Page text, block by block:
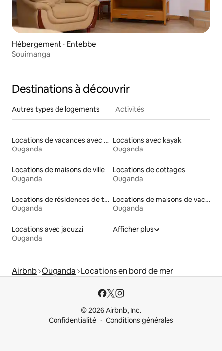
Hébergement ⋅ Entebbe
Souimanga
Destinations à découvrir
Autres types de logements Activités
Locations de vacances avec piscine
Ouganda
Locations avec kayak
Ouganda
Locations de maisons de ville
Ouganda
Locations de cottages
Ouganda
Locations de résidences de tourisme
Ouganda
Locations de maisons de vacances
Ouganda
Locations avec jacuzzi
Ouganda
Afficher plus
Airbnb Ouganda Locations en bord de mer
© 2026 Airbnb, Inc.
Confidentialité
Conditions générales